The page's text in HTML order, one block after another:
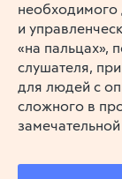
необходимого
и
«на пальцах»,
слушателя,
для людей с
сложного в